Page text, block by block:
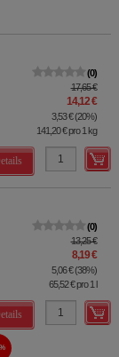
0
17,65 €
14,12 €
3,53 €(20%)
141,20 €pro 1 kg
0
13,25 €
8,19 €
5,06 €(38%)
65,52 €pro 1 l